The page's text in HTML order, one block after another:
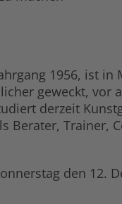
1956, ist
geweckt,
derzeit
Berater, Trainer,
den 12.